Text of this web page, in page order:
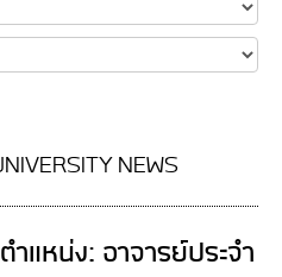
NEWS
แหน่ง: อาจารย์ประจำ